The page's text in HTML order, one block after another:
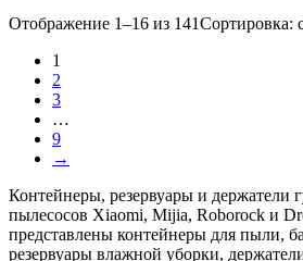
Отображение 1–16 из 141Сортировка:
1
2
3
…
9
→
Контейнеры, резервуары и держатели
пылесосов Xiaomi, Mijia, Roborock и
представлены контейнеры для пыли,
резервуары влажной уборки,